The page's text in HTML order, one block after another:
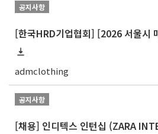
공지사항
admclothing
공지사항
[채용] 인디텍스 인턴십 (ZARA